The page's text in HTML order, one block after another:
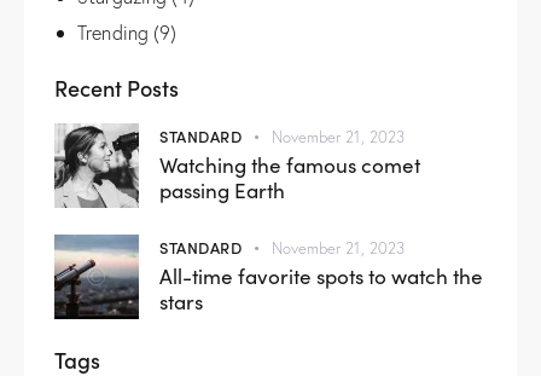
Trending (9)
Recent Posts
STANDARD November 21, 2023
Watching the famous comet
passing Earth
STANDARD November 21, 2023
All-time favorite spots to watch the
stars
Tags